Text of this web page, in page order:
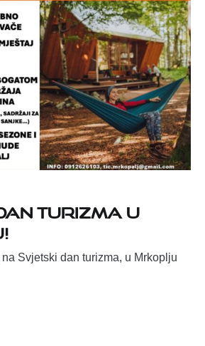
turizma u
Svjetski dan turizma, u Mrkoplju